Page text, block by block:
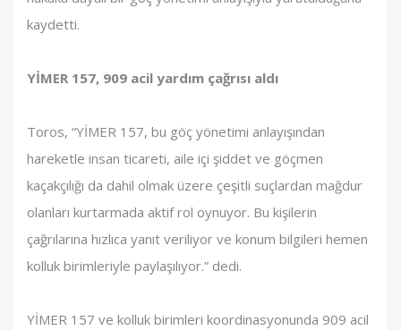
kaydetti.
YİMER 157, 909 acil yardım çağrısı aldı
Toros, “YİMER 157, bu göç yönetimi anlayışından
hareketle insan ticareti, aile içi şiddet ve göçmen
kaçakçılığı da dahil olmak üzere çeşitli suçlardan mağdur
olanları kurtarmada aktif rol oynuyor. Bu kişilerin
çağrılarına hızlıca yanıt veriliyor ve konum bilgileri hemen
kolluk birimleriyle paylaşılıyor.” dedi.
YİMER 157 ve kolluk birimleri koordinasyonunda 909 acil